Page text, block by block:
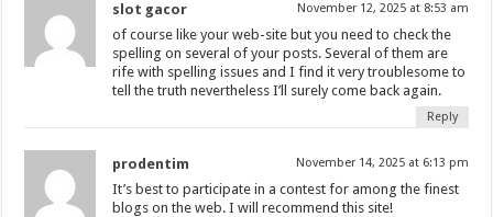
slot gacor November 12, 2025 at 8:53 am
of course like your web-site but you need to check the
spelling on several of your posts. Several of them are
rife with spelling issues and I find it very troublesome to
tell the truth nevertheless I’ll surely come back again.
Reply
prodentim November 14, 2025 at 6:13 pm
It’s best to participate in a contest for among the finest
blogs on the web. I will recommend this site!